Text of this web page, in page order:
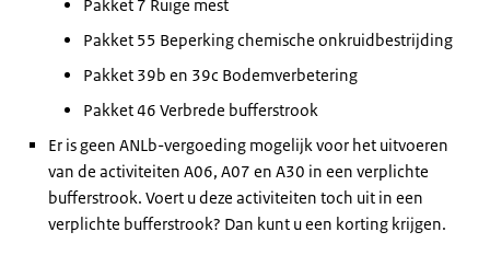
Pakket 7 Ruige mest
Pakket 55 Beperking chemische onkruidbestrijding
Pakket 39b en 39c Bodemverbetering
Pakket 46 Verbrede bufferstrook
Er is geen ANLb-vergoeding mogelijk voor het uitvoeren
van de activiteiten A06, A07 en A30 in een verplichte
bufferstrook. Voert u deze activiteiten toch uit in een
verplichte bufferstrook? Dan kunt u een korting krijgen.